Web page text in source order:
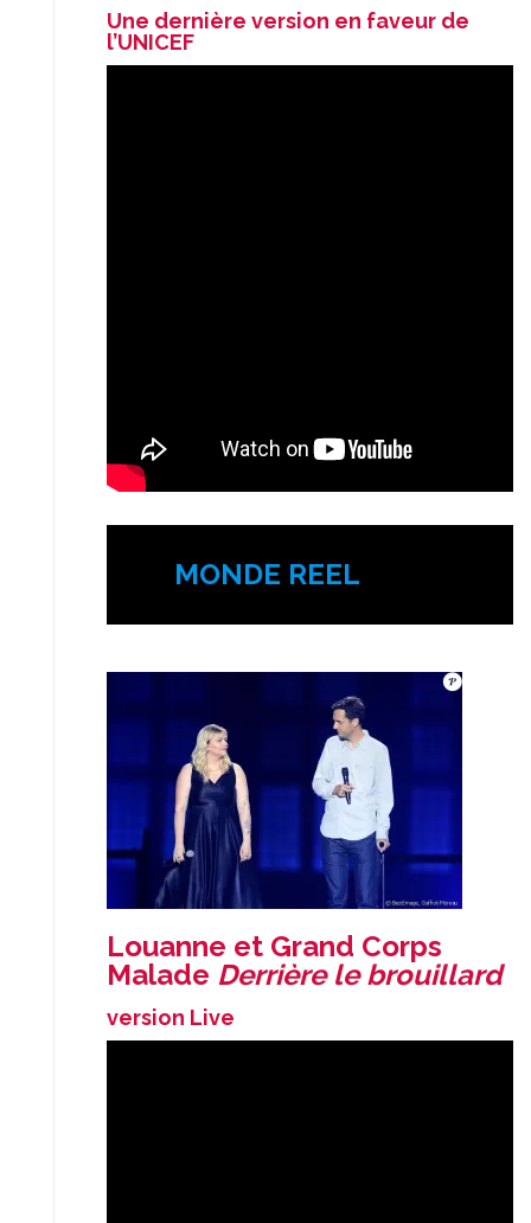
Une dernière version en faveur de
l’UNICEF
MONDE REEL
Louanne et Grand Corps
Malade Derrière le brouillard
version Live